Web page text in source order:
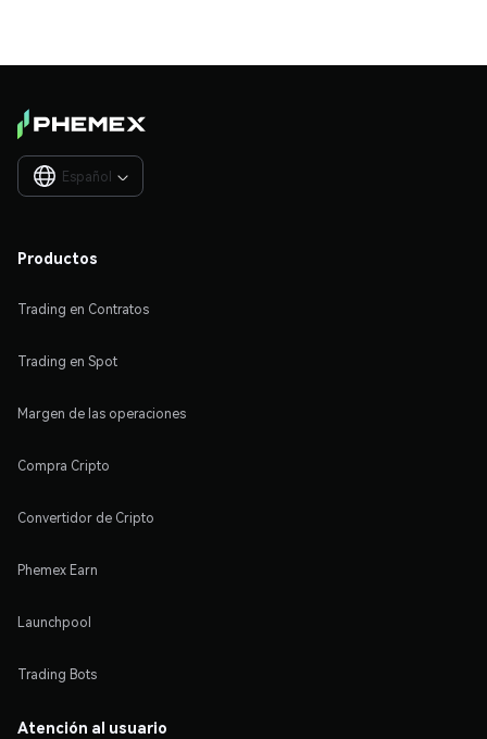
Español 
Productos
Trading en Contratos
Trading en Spot
Margen de las operaciones
Compra Cripto
Convertidor de Cripto
Phemex Earn
Launchpool
Trading Bots
Atención al usuario